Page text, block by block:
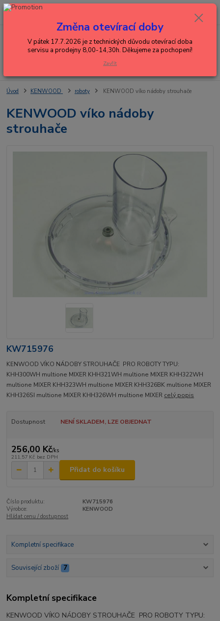
Menu
+420 602 288 130
0,00 Kč
Úvod KENWOOD roboty KENWOOD víko nádoby strouhače
KENWOOD víko nádoby
strouhače
KW715976
KENWOOD VÍKO NÁDOBY STROUHAČE PRO ROBOTY TYPU:
KHH300WH multione MIXER KHH321WH multione MIXER KHH322WH
multione MIXER KHH323WH multione MIXER KHH326BK multione MIXER
KHH326SI multione MIXER KHH326WH multione MIXER celý popis
Dostupnost NENÍ SKLADEM, LZE OBJEDNAT
256,00 Kč/ks
211,57 Kč bez DPH
Přidat do košíku
Číslo produktu:
KW715976
Výrobce:
KENWOOD
Hlídat cenu / dostupnost
Kompletní specifikace
Související zboží 7
Kompletní specifikace
KENWOOD VÍKO NÁDOBY STROUHAČE PRO ROBOTY TYPU:
Změna otevírací doby
V pátek 17.7.2026 je z technických důvodu otevírací doba
servisu a prodejny 8,00-14,30h. Děkujeme za pochopení!
Zavřít